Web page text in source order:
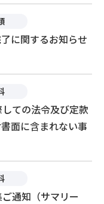
に関するお知らせ
ての法令及び定款
面に含まれない事
通知（サマリー